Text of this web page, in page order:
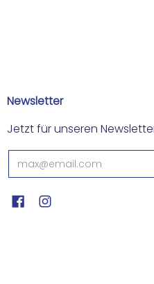
Newsletter
Jetzt für unseren